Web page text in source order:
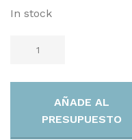
In stock
AÑADE AL
PRESUPUESTO